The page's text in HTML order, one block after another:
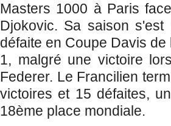
Masters 1000 à Paris
Djokovic. Sa saison
défaite en Coupe Davis
1, malgré une victoire
Federer. Le Francilien
victoires et 15 défaites,
18ème place mondiale.